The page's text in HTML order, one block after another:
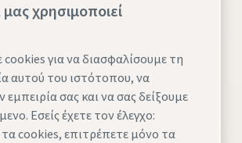
χρησιμοποιεί
για να διασφαλίσουμε τη
αυτού του ιστότοπου, να
σας και να σας δείξουμε
Εσείς έχετε τον έλεγχο:
cookies, επιτρέπετε μόνο τα